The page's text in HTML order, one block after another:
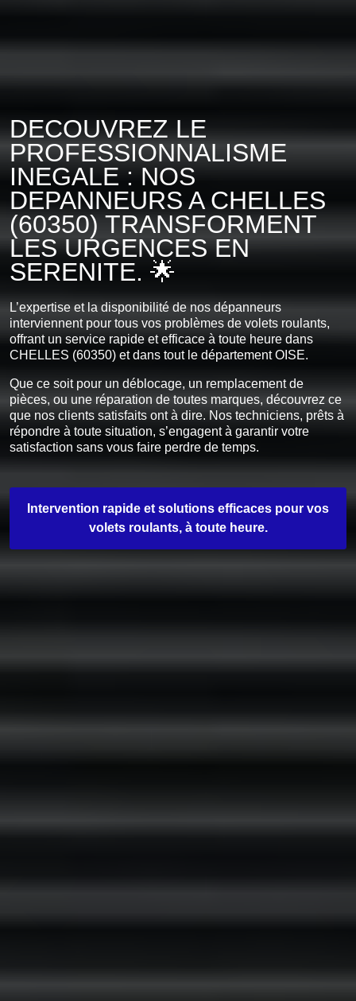
DECOUVREZ LE
PROFESSIONNALISME
INEGALE : NOS
DEPANNEURS A CHELLES
(60350) TRANSFORMENT
LES URGENCES EN
SERENITE. 🌟
L’expertise et la disponibilité de nos dépanneurs
interviennent pour tous vos problèmes de volets roulants,
offrant un service rapide et efficace à toute heure dans
CHELLES (60350) et dans tout le département OISE.
Que ce soit pour un déblocage, un remplacement de
pièces, ou une réparation de toutes marques, découvrez ce
que nos clients satisfaits ont à dire. Nos techniciens, prêts à
répondre à toute situation, s’engagent à garantir votre
satisfaction sans vous faire perdre de temps.
Intervention rapide et solutions efficaces pour vos
volets roulants, à toute heure.